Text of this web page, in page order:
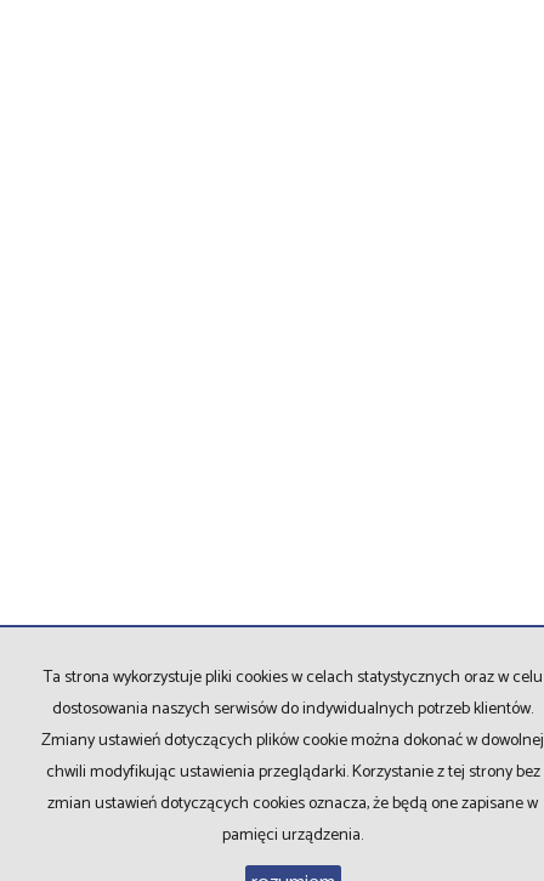
Ta strona wykorzystuje pliki cookies w celach statystycznych oraz w celu
dostosowania naszych serwisów do indywidualnych potrzeb klientów.
Zmiany ustawień dotyczących plików cookie można dokonać w dowolnej
chwili modyfikując ustawienia przeglądarki. Korzystanie z tej strony bez
zmian ustawień dotyczących cookies oznacza, że będą one zapisane w
pamięci urządzenia.